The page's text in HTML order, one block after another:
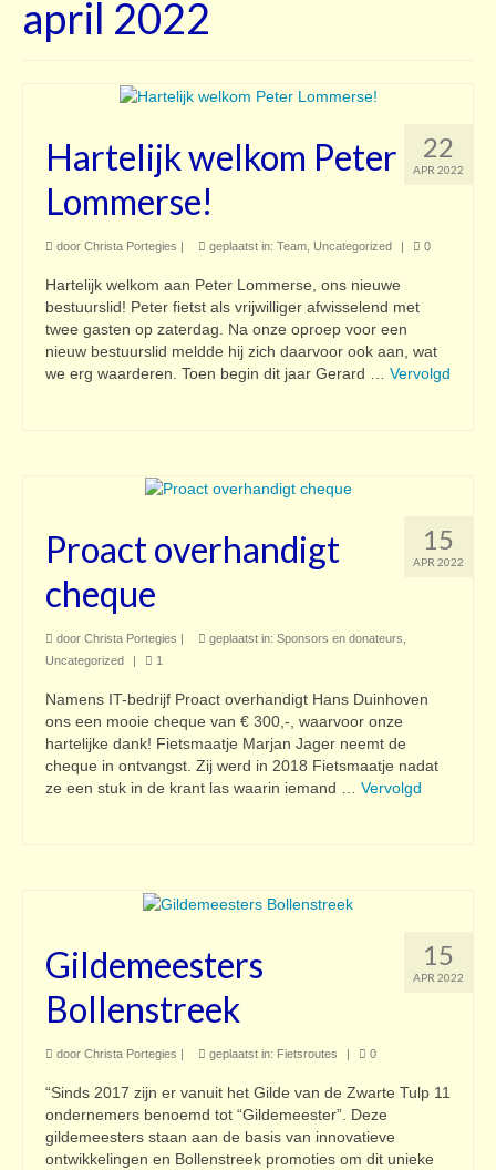
Contact
april 2022
22
APR 2022
Hartelijk welkom Peter
Lommerse!
door Christa Portegies | geplaatst in: Team Uncategorized | 0
Hartelijk welkom aan Peter Lommerse, ons nieuwe
bestuurslid! Peter fietst als vrijwilliger afwisselend met
twee gasten op zaterdag. Na onze oproep voor een
nieuw bestuurslid meldde hij zich daarvoor ook aan, wat
we erg waarderen. Toen begin dit jaar Gerard … Vervolgd
15
APR 2022
Proact overhandigt
cheque
door Christa Portegies geplaatst in: Sponsors en donateurs
Uncategorized
1
Namens IT-bedrijf Proact overhandigt Hans Duinhoven
ons een mooie cheque van € 300,-, waarvoor onze
hartelijke dank! Fietsmaatje Marjan Jager neemt de
cheque in ontvangst. Zij werd in 2018 Fietsmaatje nadat
ze een stuk in de krant las waarin iemand … Vervolgd
15
APR 2022
Gildemeesters
Bollenstreek
door Christa Portegies | geplaatst in: Fietsroutes | 0
“Sinds 2017 zijn er vanuit het Gilde van de Zwarte Tulp 11
ondernemers benoemd tot “Gildemeester”. Deze
gildemeesters staan aan de basis van innovatieve
ontwikkelingen en Bollenstreek promoties om dit unieke